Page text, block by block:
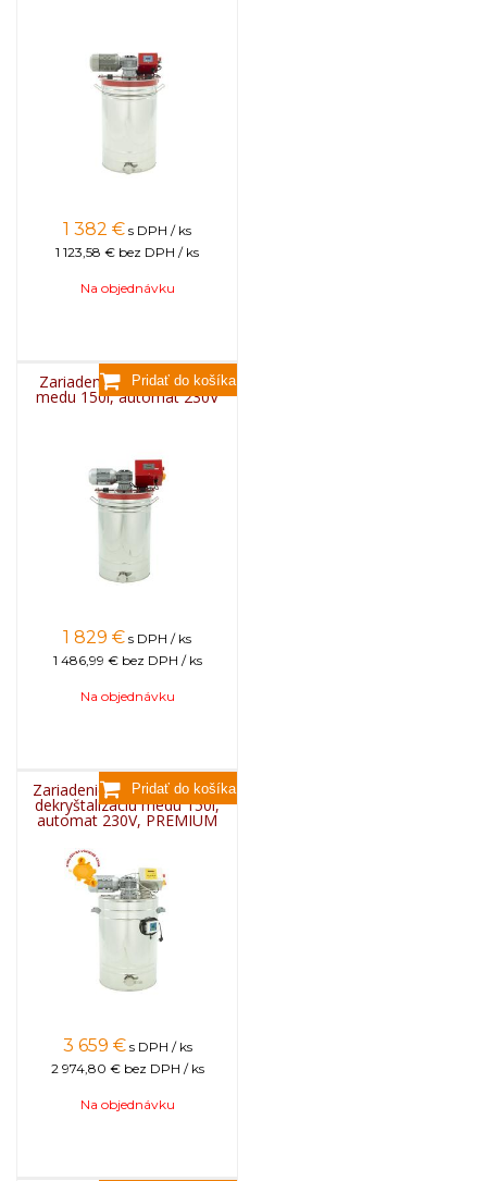
1 382 € s DPH / ks
1 123,58 € bez DPH / ks
Na objednávku
Zariadenie na pastovanie
medu 150l, automat 230V
1 829 € s DPH / ks
1 486,99 € bez DPH / ks
Na objednávku
Zariadenie na pastovanie a
dekryštalizáciu medu 150l,
automat 230V, PREMIUM
3 659 € s DPH / ks
2 974,80 € bez DPH / ks
Na objednávku